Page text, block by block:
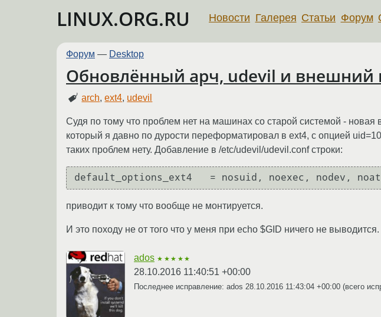
LINUX.ORG.RU Новости Галерея Статьи Форум
Форум — Desktop
Обновлённый арч, udevil и внешний
arch,ext4, udevil
Судя по тому что проблем нет на машинах со старой системой -
который я давно по дурости переформатировал в ext4, с опцией
таких проблем нету. Добавление в /etc/udevil/udevil.conf строки:
приводит к тому что вообще не монтируется.
И это походу не от того что у меня при echo $GID ничего не выводится.
ados ★★★★★
28.10.2016 11:40:51 +00:00
Последнее исправление: ados 28.10.2016 11:43:04 +00:00 (всего